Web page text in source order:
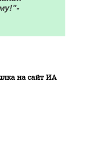
на сайт ИА